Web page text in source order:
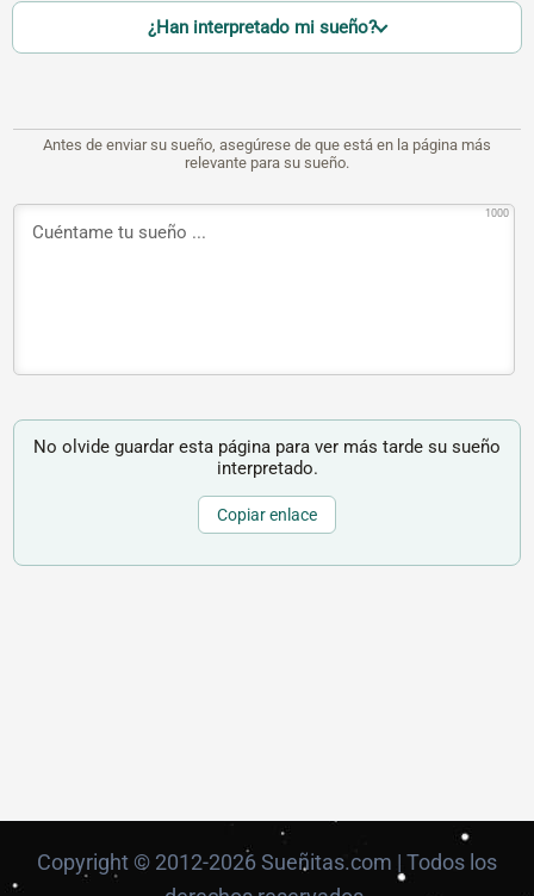
¿Han interpretado mi sueño?
Antes de enviar su sueño, asegúrese de que está en la página más
relevante para su sueño.
1000
No olvide guardar esta página para ver más tarde su sueño
interpretado.
Copiar enlace
Copyright © 2012-2026 Sueñitas.com | Todos los